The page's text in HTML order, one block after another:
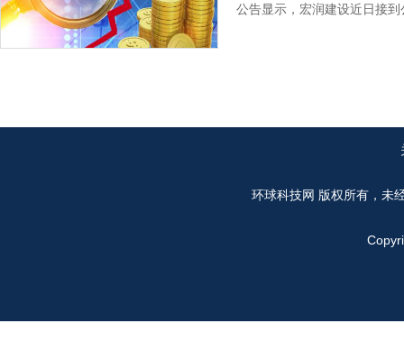
公告显示，宏润建设近日接到
环球科技网 版权所有，未